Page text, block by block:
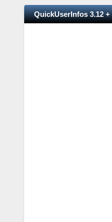
QuickUserInfos 3.12 +